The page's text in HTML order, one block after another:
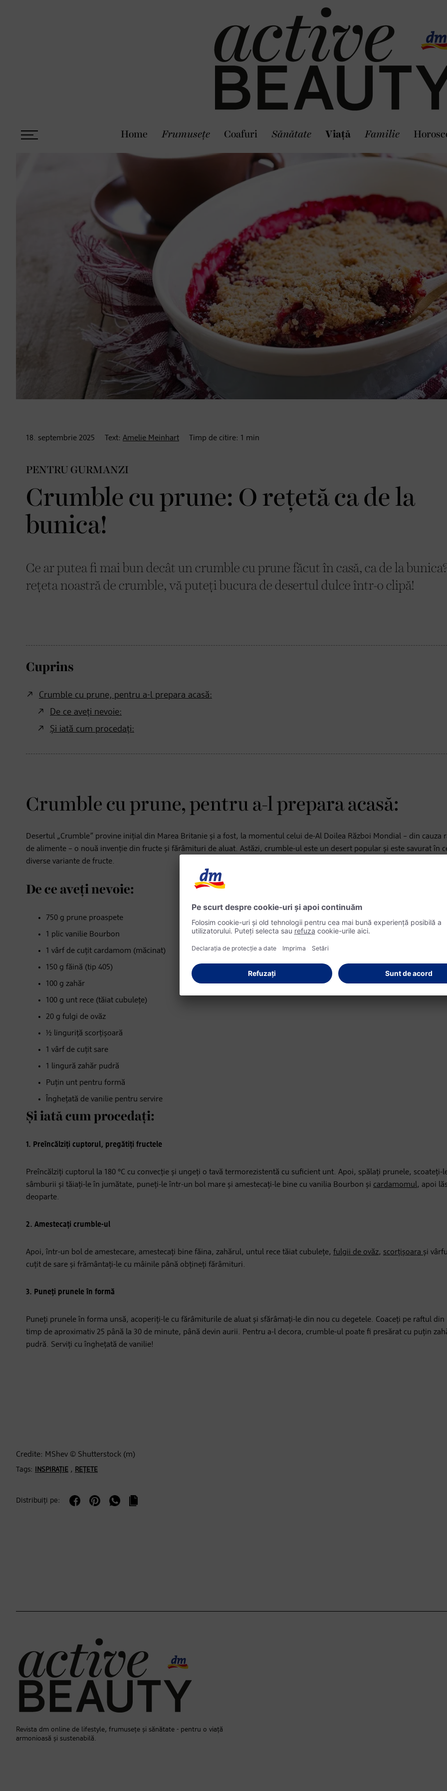
Home Frumusețe Coafuri Sănătate Viaţă Familie
18. septembrie 2025 Text: Amelie Meinhart Timp de citire: 1 min
PENTRU GURMANZI
Crumble cu prune: O rețetă ca de la
bunica!
Ce ar putea fi mai bun decât un crumble cu prune făcut în casă, ca de la
rețeta noastră de crumble, vă puteți bucura de desertul dulce într-o clipă!
Cuprins
Crumble cu prune, pentru a-l prepara acasă:
De ce aveți nevoie:
Și iată cum procedați:
Crumble cu prune, pentru a-l prepara acasă:
Desertul „Crumble” provine inițial din Marea Britanie și a fost, la momentul celui de-Al Doilea Război Mondial – din cauza
de alimente – o nouă invenție din fructe și fărâmituri de aluat. Astăzi, crumble-ul este un desert popular și este savurat în
diverse variante de fructe.
De ce aveți nevoie:
750 g prune proaspete
1 plic vanilie Bourbon
1 vârf de cuțit cardamom (măcinat)
150 g făină (tip 405)
100 g zahăr
100 g unt rece (tăiat cubulețe)
20 g fulgi de ovăz
½ linguriță scorțișoară
1 vârf de cuțit sare
1 lingură zahăr pudră
Puțin unt pentru formă
Înghețată de vanilie pentru servire
Și iată cum procedați:
1. Preîncălziți cuptorul, pregătiți fructele
Preîncălziți cuptorul la 180 °C cu convecție și ungeți o tavă termorezistentă cu suficient unt. Apoi, spălați prunele, scoateți-
sâmburii și tăiați-le în jumătate, puneți-le într-un bol mare și amestecați-le bine cu vanilia Bourbon și cardamomul, apoi
deoparte.
2. Amestecați crumble-ul
Apoi, într-un bol de amestecare, amestecați bine făina, zahărul, untul rece tăiat cubulețe, fulgii de ovăz, scorțișoara și
cuțit de sare și frământați-le cu mâinile până obțineți fărâmituri.
3. Puneți prunele în formă
Puneți prunele în forma unsă, acoperiți-le cu fărâmiturile de aluat și sfărâmați-le din nou cu degetele. Coaceți pe raftul din
timp de aproximativ 25 până la 30 de minute, până devin aurii. Pentru a-l decora, crumble-ul poate fi presărat cu puțin
pudră. Serviți cu înghețată de vanilie!
Credite: MShev © Shutterstock (m)
Tags: INSPIRAȚIE , REȚETE
Distribuiți pe:
Revista dm online de lifestyle, frumusețe și sănătate - pentru o viață
armonioasă și sustenabilă.